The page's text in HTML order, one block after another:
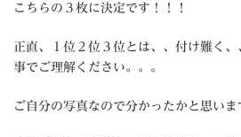
こちらの３枚に決定です！！！
正直、１位２位３位とは、、付け難く
事でご理解ください。。。
ご自分の写真なので分かったかと思いま